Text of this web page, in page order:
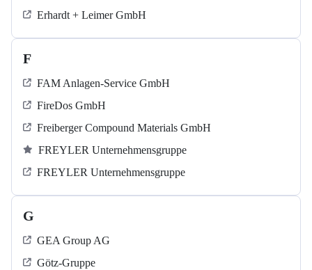
Erhardt + Leimer GmbH
F
FAM Anlagen-Service GmbH
FireDos GmbH
Freiberger Compound Materials GmbH
FREYLER Unternehmensgruppe
FREYLER Unternehmensgruppe
G
GEA Group AG
Götz-Gruppe